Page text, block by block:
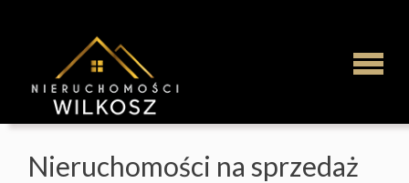
Strona
Nieruchomości na sprzedaż